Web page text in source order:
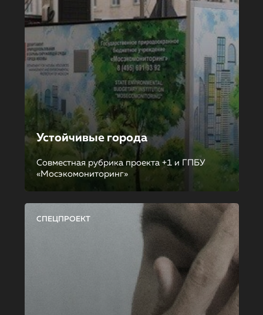
Устойчивые города
Совместная рубрика проекта +1 и ГПБУ
«Мосэкомониторинг»
СПЕЦПРОЕКТ